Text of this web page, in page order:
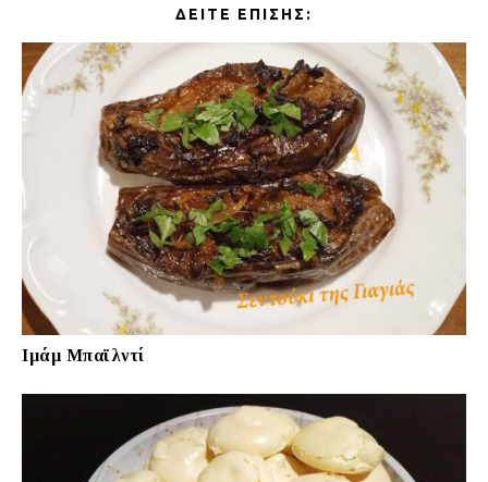
ΔΕΊΤΕ ΕΠΊΣΗΣ:
Ιμάμ Μπαϊλντί